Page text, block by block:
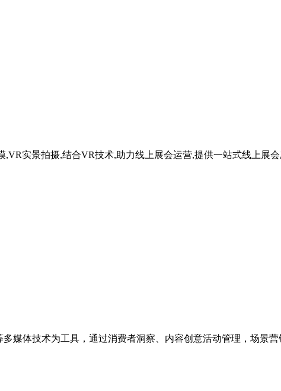
实景拍摄,结合VR技术,助力线上展会运营,提供一站式线上展会
媒体技术为工具，通过消费者洞察、内容创意活动管理，场景